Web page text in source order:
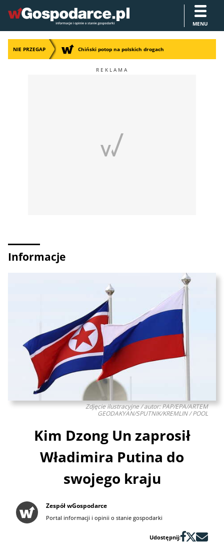
MENU
NIE PRZEGAP Chiński potop na polskich drogach
Informacje
Zdjęcie ilustracyjne / autor: PAP/EPA/ARTEM
GEODAKYAN/SPUTNIK/KREMLIN / POOL
Kim Dzong Un zaprosił
Władimira Putina do
swojego kraju
Zespół wGospodarce
Portal informacji i opinii o stanie gospodarki
Udostępnij: